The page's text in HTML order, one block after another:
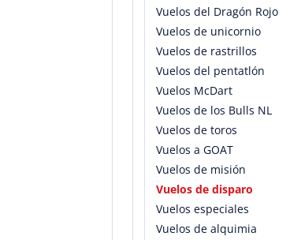
Vuelos del Dragón Rojo
Vuelos de unicornio
Vuelos de rastrillos
Vuelos del pentatlón
Vuelos McDart
Vuelos de los Bulls NL
Vuelos de toros
Vuelos a GOAT
Vuelos de misión
Vuelos de disparo
Vuelos especiales
Vuelos de alquimia